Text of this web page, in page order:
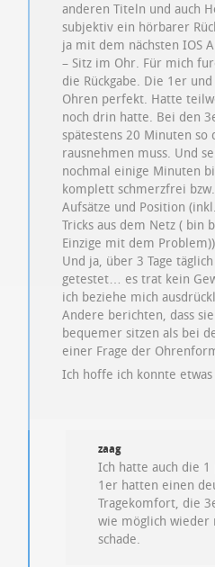
anderen Titeln und auch
subjektiv ein hörbarer
ja mit dem nächsten IOS
– Sitz im Ohr. Für mich
die Rückgabe. Die 1er
Ohren perfekt. Hatte
noch drin hatte. Bei den
spätestens 20 Minuten so
rausnehmen muss. Und
nochmal einige Minuten
komplett schmerzfrei
Aufsätze und Position
Tricks aus dem Netz ( bin
Einzige mit dem
Und ja, über 3 Tage
getestet… es trat kein
ich beziehe mich
Andere berichten, dass
bequemer sitzen als bei
einer Frage der
Ich hoffe ich konnte
zaag
Ich hatte auch die
1er hatten einen
Tragekomfort, die
wie möglich wieder
schade.